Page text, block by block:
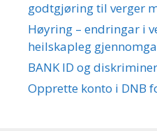
godtgjøring til verger
Høyring – endringar i
heilskapleg
BANK ID og
Opprette konto i DNB